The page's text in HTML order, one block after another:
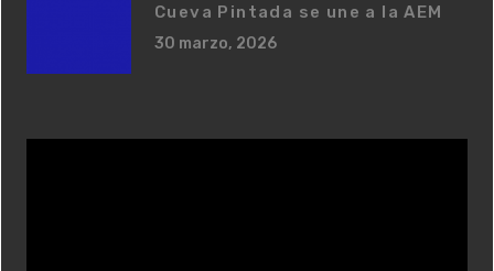
Cueva Pintada se une a la AEM
30 marzo, 2026